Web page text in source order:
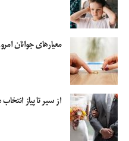
معیارهای جوانان
از سیر تا پیاز